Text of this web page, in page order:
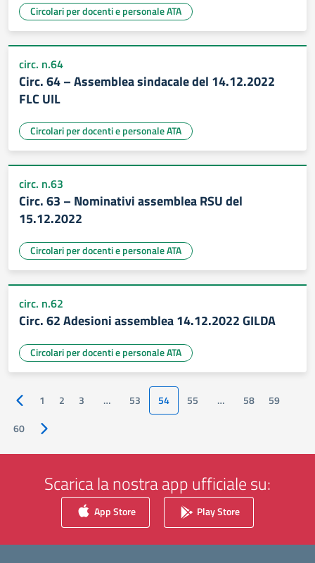
Circolari per docenti e personale ATA
circ. n.64
Circ. 64 – Assemblea sindacale del 14.12.2022
FLC UIL
Circolari per docenti e personale ATA
circ. n.63
Circ. 63 – Nominativi assemblea RSU del
15.12.2022
Circolari per docenti e personale ATA
circ. n.62
Circ. 62 Adesioni assemblea 14.12.2022 GILDA
Circolari per docenti e personale ATA
Pagina precedente
1 2 3 … 53 54 55 … 58
59
60
Pagina successiva
Scarica la nostra app ufficiale su:
App Store Play Store